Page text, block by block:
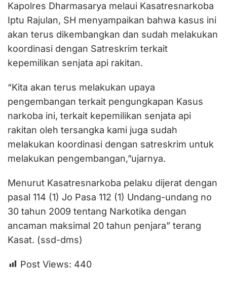
Kapolres Dharmasarya melaui Kasatresnarkoba
Iptu Rajulan, SH menyampaikan bahwa kasus ini
akan terus dikembangkan dan sudah melakukan
koordinasi dengan Satreskrim terkait
kepemilikan senjata api rakitan.
“Kita akan terus melakukan upaya
pengembangan terkait pengungkapan Kasus
narkoba ini, terkait kepemilikan senjata api
rakitan oleh tersangka kami juga sudah
melakukan koordinasi dengan satreskrim untuk
melakukan pengembangan,”ujarnya.
Menurut Kasatresnarkoba pelaku dijerat dengan
pasal 114 (1) Jo Pasa 112 (1) Undang-undang no
30 tahun 2009 tentang Narkotika dengan
ancaman maksimal 20 tahun penjara” terang
Kasat. (ssd-dms)
Post Views: 440